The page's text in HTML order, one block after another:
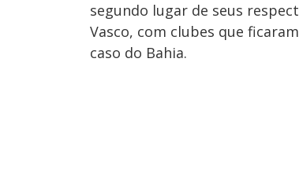
segundo lugar de seus
Vasco, com clubes que
caso do Bahia.